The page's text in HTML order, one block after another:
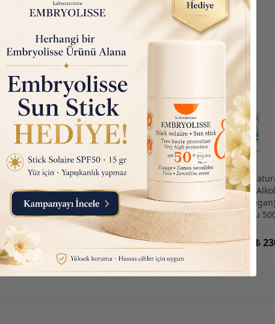
Nutraxin D3K2 (Kemik ve
Bağışıklık Desteği) Gıda
Takviyesi Sprey (207 Puf)
30ml
₺ 145.10
Listerine
Koruyucu
Boyasız,
Bakım Suyu
₺ 390.00 ₺